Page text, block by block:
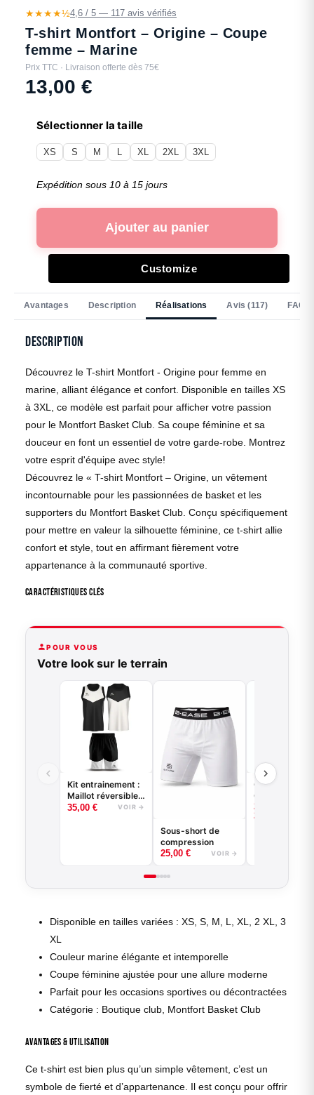
★★★★½4,6 / 5 — 117 avis vérifiés
T-shirt Montfort – Origine – Coupe
femme – Marine
Prix TTC · Livraison offerte dès 75€
13,00 €
Sélectionner la taille
XS S M L XL 2XL 3XL
Expédition sous 10 à 15 jours
Ajouter au panier
Customize
Avantages Description Réalisations Avis (117) FAQ
Description
Découvrez le T-shirt Montfort - Origine pour femme en
marine, alliant élégance et confort. Disponible en tailles XS
à 3XL, ce modèle est parfait pour afficher votre passion
pour le Montfort Basket Club. Sa coupe féminine et sa
douceur en font un essentiel de votre garde-robe. Montrez
votre esprit d'équipe avec style!
Découvrez le « T-shirt Montfort – Origine, un vêtement
incontournable pour les passionnées de basket et les
supporters du Montfort Basket Club. Conçu spécifiquement
pour mettre en valeur la silhouette féminine, ce t-shirt allie
confort et style, tout en affirmant fièrement votre
appartenance à la communauté sportive.
Caractéristiques clés
POUR VOUS
Votre look sur le terrain
Kit entrainement :
Maillot réversible
+ short
35,00 € VOIR →
Sous-short de
compression
25,00 € VOIR →
Collant 3/4 -
Game - Noir ou
Blanc -
BASKETBALL
22,00
25,00
Disponible en tailles variées : XS, S, M, L, XL, 2 XL, 3
XL
Couleur marine élégante et intemporelle
Coupe féminine ajustée pour une allure moderne
Parfait pour les occasions sportives ou décontractées
Catégorie : Boutique club, Montfort Basket Club
Avantages & Utilisation
Ce t-shirt est bien plus qu’un simple vêtement, c’est un
symbole de fierté et d’appartenance. Il est conçu pour offrir